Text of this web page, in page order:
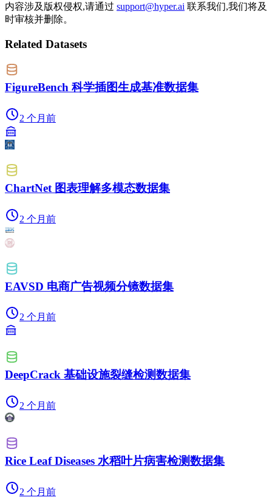
内容涉及版权侵权,请通过 support@hyper.ai 联系我们,我们将及
时审核并删除。
Related Datasets
FigureBench 科学插图生成基准数据集
2 个月前
ChartNet 图表理解多模态数据集
2 个月前
EAVSD 电商广告视频分镜数据集
2 个月前
DeepCrack 基础设施裂缝检测数据集
2 个月前
Rice Leaf Diseases 水稻叶片病害检测数据集
2 个月前